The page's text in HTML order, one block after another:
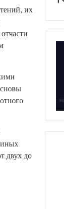
их
иных
двух до